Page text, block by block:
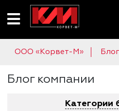
ООО «Корвет-М»
Блог компании
Категории